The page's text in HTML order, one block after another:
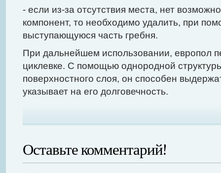
- если из-за отсутствия места, нет
компонент, то необходимо удалить, при
выступающуюся часть гребня.
При дальнейшем использовании, европол
циклевке. С помощью однородной
поверхностного слоя, он способен
указывает на его долговечность.
Оставьте комментарий!